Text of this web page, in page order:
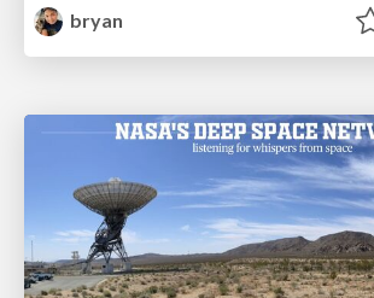
bryan